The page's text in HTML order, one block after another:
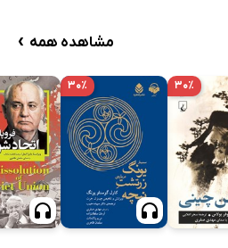
مشاهده همه ›
۳۰٪ ۳۰٪